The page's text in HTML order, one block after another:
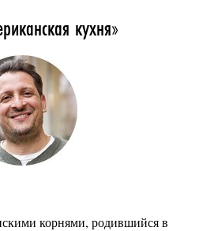
кухня»
корнями, родившийся в